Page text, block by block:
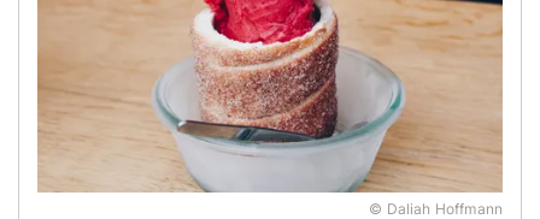
© Daliah Hoffmann